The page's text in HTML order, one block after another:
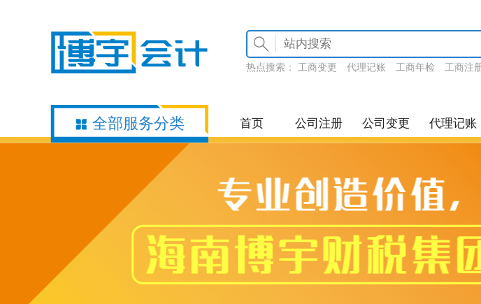
热点搜索： 工商变更 代理记账 工商年检 工商注
全部服务分类 首页 公司注册 公司变更 代理记账